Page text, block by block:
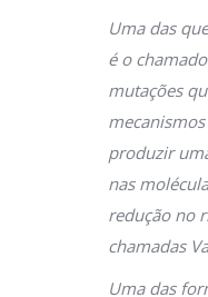
Uma das
é o
mutações
produzir
nas
redução no
chamadas
Uma das